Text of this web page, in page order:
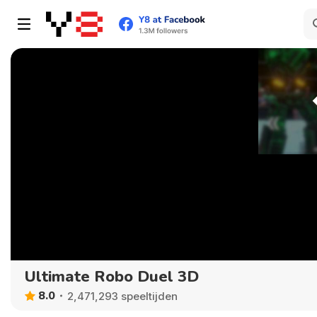
Ultimate Robo Duel 3D
8.0 2,471,293 speeltijden